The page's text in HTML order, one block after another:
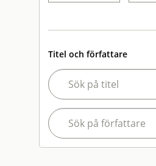
Titel och författare